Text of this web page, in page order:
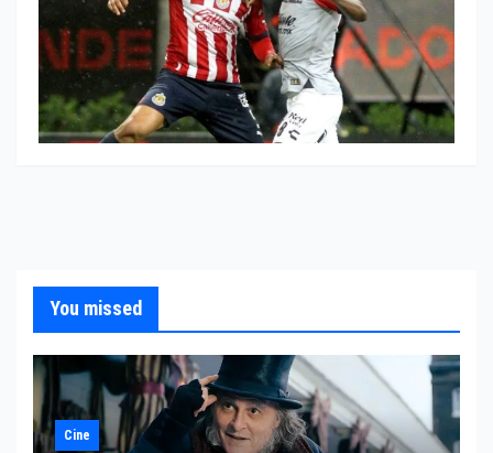
You missed
Cine